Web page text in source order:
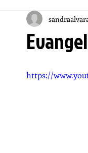
Rincón de los niños
https://